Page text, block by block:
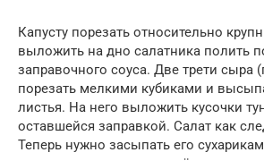
Капусту порезать относительно
выложить на дно салатника полить
заправочного соуса. Две трети сыра
порезать мелкими кубиками и
листья. На него выложить кусочки
оставшейся заправкой. Салат как
Теперь нужно засыпать его